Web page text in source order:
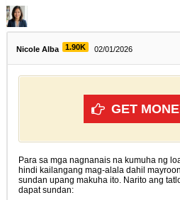
Nicole Alba 1.90K 02/01/2026
GET
Para sa mga nagnanais na kumuha ng
hindi kailangang mag-alala dahil
sundan upang makuha ito. Narito ang
dapat sundan: